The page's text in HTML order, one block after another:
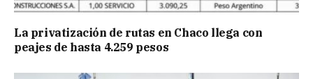
La privatización de rutas en Chaco llega con
peajes de hasta 4.259 pesos